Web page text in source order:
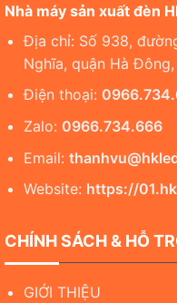
Nhà máy sản xuất đèn
Địa chỉ: Số 938,
Nghĩa, quận Hà
Điện thoại:
Zalo: 0966.734.666
Email:
Website: https://
CHÍNH SÁCH & HỖ
GIỚI THIỆU